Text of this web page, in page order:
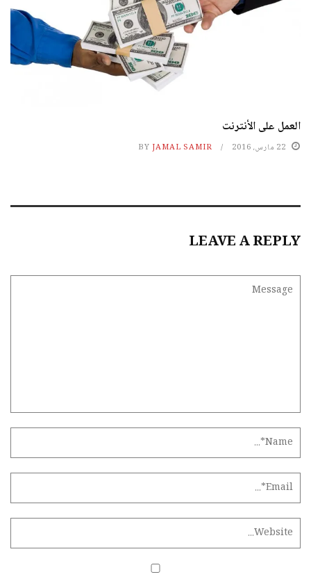
العمل على الأنترنت
22 مارس، 2016 BY JAMAL SAMIR
LEAVE A REPLY